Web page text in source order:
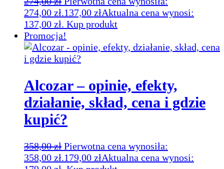
274,00 zł.137,00 złAktualna cena wynosi:
137,00 zł. Kup produkt
Promocja!
Alcozar – opinie, efekty,
działanie, skład, cena i gdzie
kupić?
358,00zł Pierwotna cena wynosiła:
358,00 zł.179,00 złAktualna cena wynosi: